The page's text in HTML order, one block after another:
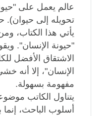
عالم يعمل على
تحويله إلى حيوان).
يأتي هذا الكتاب،
"حيونة الإنسان".
الاشتقاق الأفضل
الإنسان"، إلا أنه
مفهومة بسهولة.
يتناول الكاتب
أسلوب الباحث، إنما